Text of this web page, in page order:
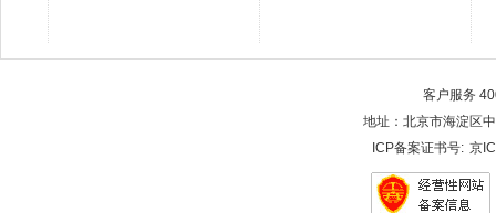
客户服务
地址：北京市海淀区
ICP备案证书号: 京